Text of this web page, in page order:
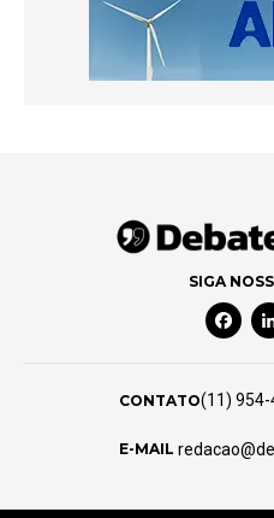
SIGA
CONTATO(11)
E-MAIL